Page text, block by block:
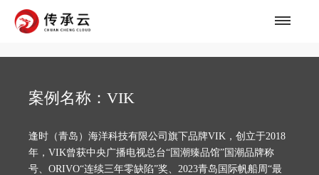
案例名称：VIK
逢时（青岛）海洋科技有限公司旗下品牌VIK，创立于2018
年，VIK曾获中央广播电视总台“国潮臻品馆”国潮品牌称
号、ORIVO“连续三年零缺陷”奖、2023青岛国际帆船周“最